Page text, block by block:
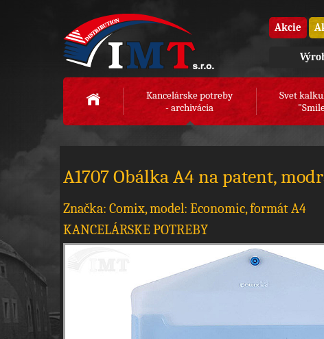
Akcie
Kancelárske potreby
- archivácia
Svet
A1707 Obálka A4 na patent,
Značka: Comix, model: Economic, formát A4
KANCELÁRSKE POTREBY